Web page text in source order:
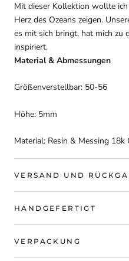
Mit dieser Kollektion wollte ich
Herz des Ozeans zeigen.
es mit sich bringt, hat mich zu
inspiriert.
Material & Abmessungen
Größenverstellbar: 50-56
Höhe: 5mm
Material: Resin & Messing
VERSAND UND
HANDGEFERTIGT
VERPACKUNG